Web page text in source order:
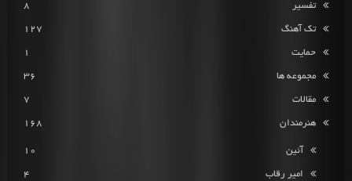
تفسیر 8
تک آهنگ 127
حمایت 1
مجموعه ها 36
مقالات 7
هنرمندان 168
آئین 10
امیر رقاب 4